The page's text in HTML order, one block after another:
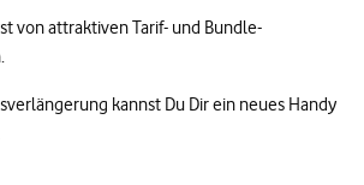
von attraktiven Tarif- und Bundle-
kannst Du Dir ein neues Handy